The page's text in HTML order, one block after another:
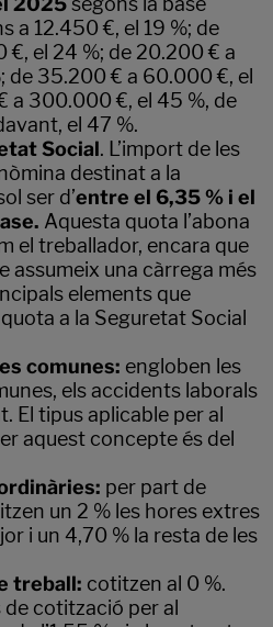
a 12.450 €, el 19 %; de
€, el 24 %; de 20.200 € a
de 35.200 € a 60.000 €, el
a 300.000 €, el 45 %, de
el 47 %.
Social. L’import de les
destinat a la
ser d’entre el 6,35 % i el
Aquesta quota l’abona
el treballador, encara que
assumeix una càrrega més
elements que
a la Seguretat Social
comunes: engloben les
els accidents laborals
El tipus aplicable per al
aquest concepte és del
per part de
un 2 % les hores extres
i un 4,70 % la resta de les
treball: cotitzen al 0 %.
de cotització per al